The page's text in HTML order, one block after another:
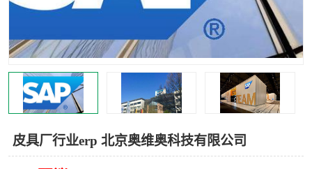
皮具厂行业erp 北京奥维奥科技有限公司
塑胶厂erp系统
玩具厂erp系统 五金厂erp系统
小工厂erp系统 印染厂erp系统